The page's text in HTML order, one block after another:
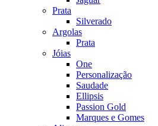
Prata
Silverado
Argolas
Prata
Jóias
One
Personalização
Saudade
Ellipsis
Passion Gold
Marques e Gomes